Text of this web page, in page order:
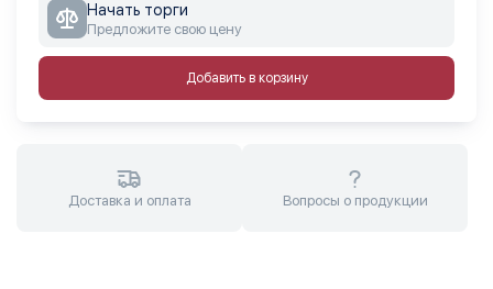
Начать торги
Предложите свою цену
Добавить в корзину
Доставка и оплата Вопросы о продукции